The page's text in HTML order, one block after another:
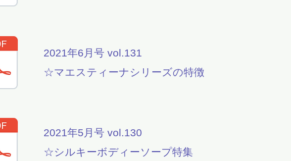
2021年6月号 vol.131
☆マエスティーナシリーズの特徴
2021年5月号 vol.130
☆シルキーボディーソープ特集